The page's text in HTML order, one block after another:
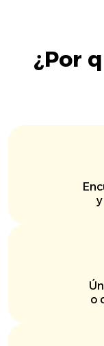
¿Por
o